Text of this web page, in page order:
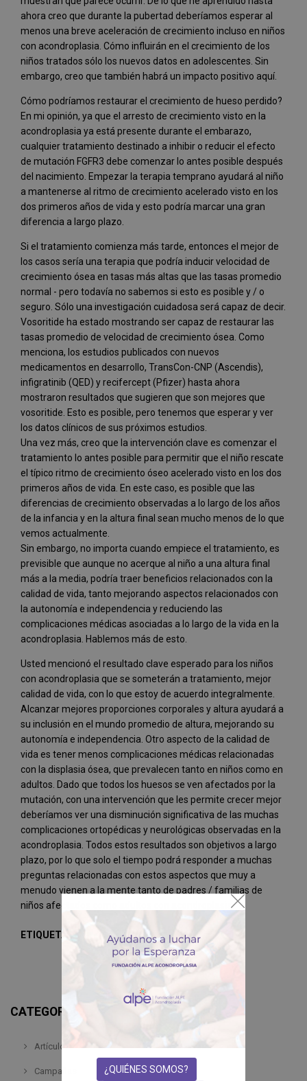
ahora creo que durante la pubertad deberíamos esperar al
menos una breve aceleración de crecimiento incluso en niños
con acondroplasia. Cómo influirán en el crecimiento de los
niños tratados sólo los nuevos datos en adolescentes. Sin
embargo, creo que también habrá un impacto positivo aquí.
Cómo podríamos restaurar el crecimiento de hueso perdido?
En mi opinión, ya que el arresto de crecimiento visto en la
acondroplasia ya está presente durante el embarazo,
cualquier tratamiento destinado a inhibir o reducir el efecto
de mutación FGFR3 debe comenzar lo antes posible después
del nacimiento. Empezar la terapia temprano ayudará al niño
a mantenerse al ritmo de crecimiento acelerado visto en los
dos primeros años de vida y esto podría marcar una gran
diferencia a largo plazo.
Si el tratamiento comienza más tarde, entonces el mejor de
los casos sería una terapia que podría inducir velocidad de
crecimiento ósea en tasas más altas que las tasas promedio
normal - pero todavía no sabemos si esto es posible y / o
seguro. Sólo una investigación cuidadosa será capaz de decir.
Vosoritide ha estado mostrando ser capaz de restaurar las
tasas promedio de velocidad de crecimiento ósea. Como
menciona, los estudios publicados con nuevos
medicamentos en desarrollo, TransCon-CNP (Ascendis),
infigratinib (QED) y recifercept (Pfizer) hasta ahora
mostraron resultados que sugieren que son mejores que
vosoritide. Esto es posible, pero tenemos que esperar y ver
los datos clínicos de sus próximos estudios.
Una vez más, creo que la intervención clave es comenzar el
tratamiento lo antes posible para permitir que el niño rescate
el típico ritmo de crecimiento óseo acelerado visto en los dos
primeros años de vida. En este caso, es posible que las
diferencias de crecimiento observadas a lo largo de los años
de la infancia y en la altura final sean mucho menos de lo que
vemos actualmente.
Sin embargo, no importa cuando empiece el tratamiento, es
previsible que aunque no acerque al niño a una altura final
más a la media, podría traer beneficios relacionados con la
calidad de vida, tanto mejorando aspectos relacionados con
la autonomía e independencia y reduciendo las
complicaciones médicas asociadas a lo largo de la vida en la
acondroplasia. Hablemos más de esto.
Usted mencionó el resultado clave esperado para los niños
con acondroplasia que se someterán a tratamiento, mejor
calidad de vida, con lo que estoy de acuerdo integralmente.
Alcanzar mejores proporciones corporales y altura ayudará a
su inclusión en el mundo promedio de altura, mejorando su
autonomía e independencia. Otro aspecto de la calidad de
vida es tener menos complicaciones médicas relacionadas
con la displasia ósea, que prevalecen tanto en niños como en
adultos. Dado que todos los huesos se ven afectados por la
mutación, con una intervención que les permite crecer mejor
deberíamos ver una disminución significativa de las muchas
complicaciones ortopédicas y neurológicas observadas en la
acondroplasia. Todos estos resultados son objetivos a largo
plazo, por lo que solo el tiempo podrá responder a muchas
preguntas relacionadas con estos aspectos que muy a
menudo vienen a la mente tanto de padres / familias de
niños afectados como adultos con acondroplasia.
ETIQUETAS
CATEGORÍAS
Artículo
Campañas ¿QUIÉNES SOMOS?